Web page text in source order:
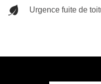
Urgence fuite de